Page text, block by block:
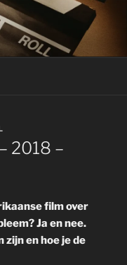
2018 –
film over
Ja en nee.
en hoe je de